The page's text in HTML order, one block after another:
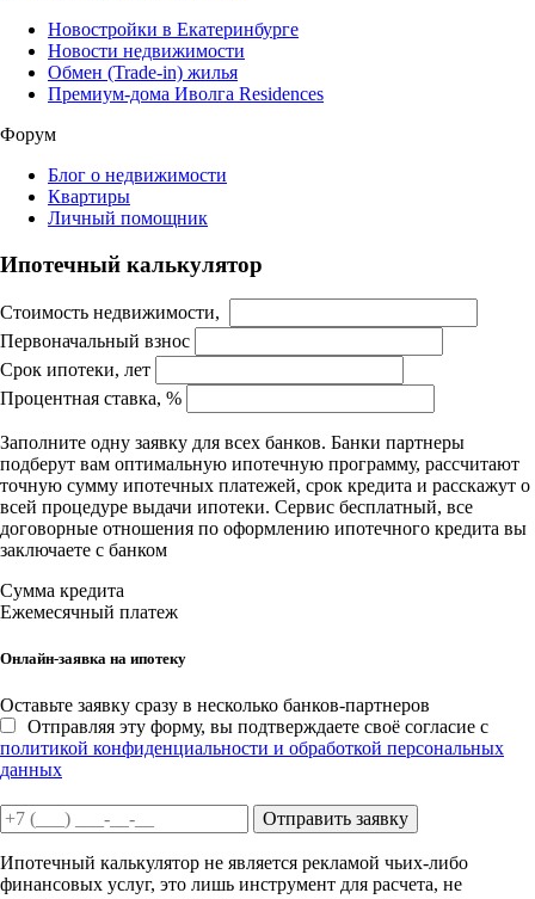
Новостройки в Екатеринбурге
Новости недвижимости
Обмен (Trade-in) жилья
Премиум-дома Иволга Residences
Форум
Блог о недвижимости
Квартиры
Личный помощник
Ипотечный калькулятор
Стоимость недвижимости,
Первоначальный взнос
Срок ипотеки, лет
Процентная ставка, %
Заполните одну заявку для всех банков. Банки партнеры
подберут вам оптимальную ипотечную программу, рассчитают
точную сумму ипотечных платежей, срок кредита и расскажут о
всей процедуре выдачи ипотеки. Сервис бесплатный, все
договорные отношения по оформлению ипотечного кредита вы
заключаете с банком
Сумма кредита
Ежемесячный платеж
Онлайн-заявка на ипотеку
Оставьте заявку сразу в несколько банков-партнеров
Отправляя эту форму, вы подтверждаете своё согласие с
политикой конфиденциальности и обработкой персональных
данных
Отправить заявку
Ипотечный калькулятор не является рекламой чьих-либо
финансовых услуг, это лишь инструмент для расчета, не